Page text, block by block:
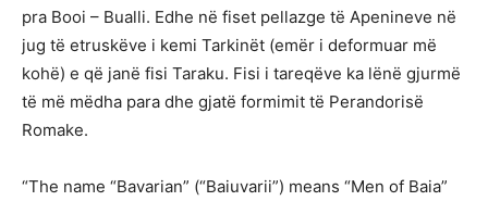
pra Booi – Bualli. Edhe në fiset pellazge të Apenineve në
jug të etruskëve i kemi Tarkinët (emër i deformuar më
kohë) e që janë fisi Taraku. Fisi i tareqëve ka lënë gjurmë
të më mëdha para dhe gjatë formimit të Perandorisë
Romake.
“The name “Bavarian” (“Baiuvarii”) means “Men of Baia”